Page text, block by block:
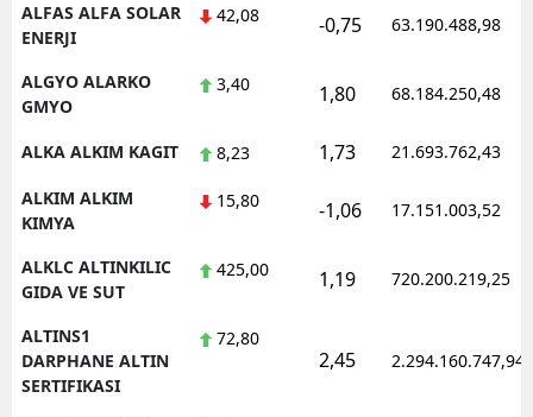
ALFAS ALFA SOLAR
ENERJI
42,08 -0,75 63.190.488,98
ALGYO ALARKO
GMYO
3,40 1,80 68.184.250,48
ALKA ALKIM KAGIT 8,23 1,73 21.693.762,43
ALKIM ALKIM
KIMYA
15,80 -1,06 17.151.003,52
ALKLC ALTINKILIC
GIDA VE SUT
425,00 1,19 720.200.219,25
ALTINS1
DARPHANE ALTIN
SERTIFIKASI
72,80
2,45 2.294.160.747,94